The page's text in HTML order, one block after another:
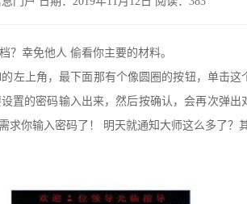
？幸免他人 偷看你主要的材料。
左上角，最下面那有个像圆圈的按钮，单击
置的密码输入出来，然后按确认，会再次弹
求你输入密码了！ 明天就通知大师这么多了？